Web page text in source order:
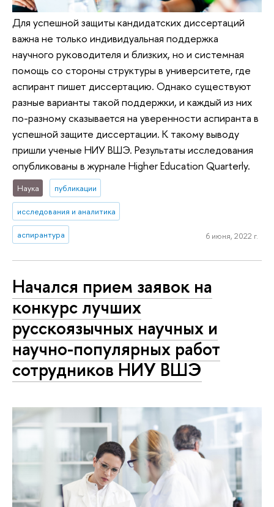
Для успешной защиты кандидатских диссертаций
важна не только индивидуальная поддержка
научного руководителя и близких, но и системная
помощь со стороны структуры в университете, где
аспирант пишет диссертацию. Однако существуют
разные варианты такой поддержки, и каждый из них
по-разному сказывается на уверенности аспиранта в
успешной защите диссертации. К такому выводу
пришли ученые НИУ ВШЭ. Результаты исследования
опубликованы в журнале Higher Education Quarterly.
Наука публикации
исследования и аналитика
аспирантура 6 июня, 2022 г.
Начался прием заявок на
конкурс лучших
русскоязычных научных и
научно-популярных работ
сотрудников НИУ ВШЭ